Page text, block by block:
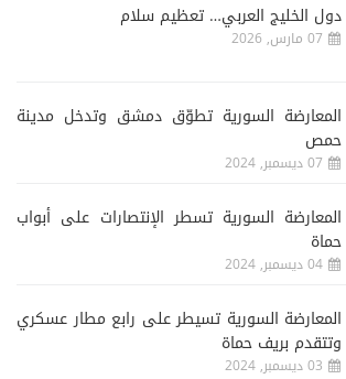
دول الخليج العربي… تعظيم سلام
07 مارس, 2026
المعارضة السورية تطوّق دمشق وتدخل مدينة
حمص
07 ديسمبر, 2024
المعارضة السورية تسطر الإنتصارات على أبواب
حماة
04 ديسمبر, 2024
المعارضة السورية تسيطر على رابع مطار عسكري
وتتقدم بريف حماة
03 ديسمبر, 2024